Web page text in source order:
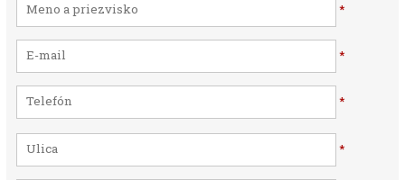
*
*
*
*